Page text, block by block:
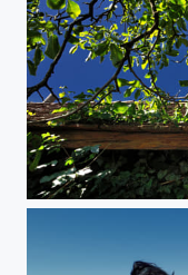
Alt wird wertvoll